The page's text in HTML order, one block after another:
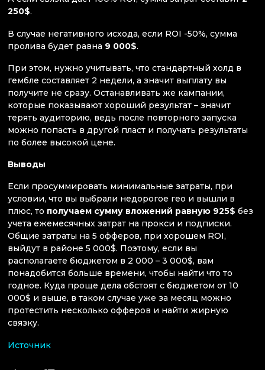
250$.
В случае негативного исхода, если ROI -50%, сумма
пролива будет равна 9 000$.
При этом, нужно учитывать, что стандартный холд в
гембле составляет 2 недели, а значит выплату вы
получите не сразу. Останавливать же кампании,
которые показывают хороший результат – значит
терять аудиторию, ведь после повторного запуска
можно попасть в другой пласт и получать результаты
по более высокой цене.
Выводы
Если просуммировать минимальные затраты, при
условии, что вы выбрали недорогое гео и вышли в
плюс, то получаем сумму вложений равную 925$ без
учета ежемесячных затрат на прокси и подписки.
Общие затраты на 5 офферов, при хорошем ROI,
выйдут в районе 5 000$. Поэтому, если вы
располагаете бюджетом в 2 000 – 3 000$, вам
понадобится больше времени, чтобы найти что то
годное. Куда проще дела обстоят с бюджетом от 10
000$ и выше, в таком случае уже за месяц можно
протестить несколько офферов и найти жирную
связку.
Источник